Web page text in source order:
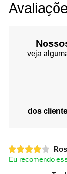
veja
dos
Eu recomendo